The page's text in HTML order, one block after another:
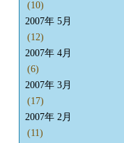
(10)
2007年 5月
(12)
2007年 4月
(6)
2007年 3月
(17)
2007年 2月
(11)